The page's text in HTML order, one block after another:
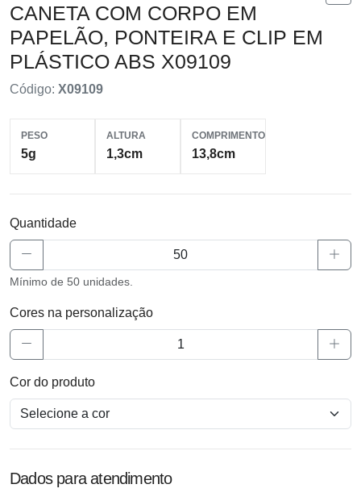
CANETA COM CORPO EM
PAPELÃO, PONTEIRA E CLIP EM
PLÁSTICO ABS X09109
Código: X09109
PESO
5g
ALTURA
1,3cm
COMPRIMENTO
13,8cm
Quantidade
Mínimo de 50 unidades.
Cores na personalização
Cor do produto
Dados para atendimento